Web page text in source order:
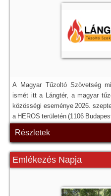
A Magyar Tűzoltó Szövetség
ismét itt a Lángtér, a magyar
közösségi eseménye 2026.
a HEROS területén (1106
Részletek
Emlékezés Napja